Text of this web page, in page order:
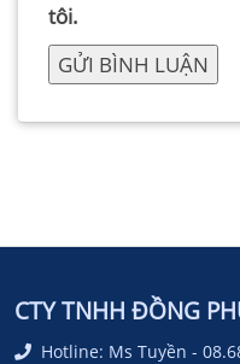
tôi.
CTY TNHH ĐỒNG
Hotline: Ms Tuyền -